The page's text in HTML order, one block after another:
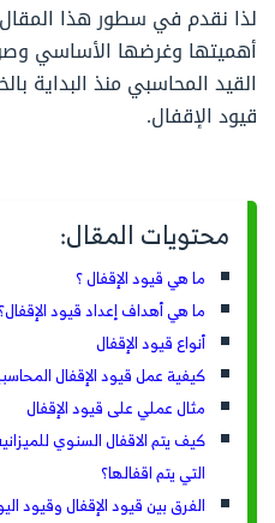
لذا نقدم في سطور هذا
أهميتها وغرضها الأساسي
القيد المحاسبي منذ البداية
قيود الإقفال.
محتويات المقال:
ما هي قيود الإقفال ؟
ما هي أهداف إعداد قيود الإقفال؟
أنواع قيود الإقفال
كيفية عمل قيود الإقفال
مثال عملي على قيود الإقفال
كيف يتم الاقفال السنوي
التي يتم اقفالها؟
الفرق بين قيود الإقفال وقيود